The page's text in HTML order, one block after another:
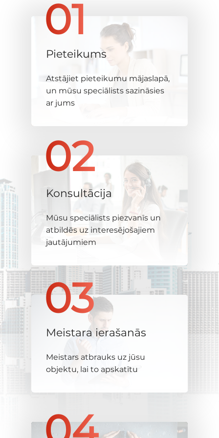
Pieteikums
Atstājiet pieteikumu mājaslapā,
un mūsu speciālists sazināsies
ar jums
Konsultācija
Mūsu speciālists piezvanīs un
atbildēs uz interesējošajiem
jautājumiem
Meistara ierašanās
Meistars atbrauks uz jūsu
objektu, lai to apskatītu
01
02
03